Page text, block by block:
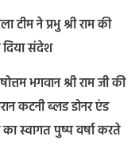
ने प्रभु श्री राम की
दिया संदेश
भगवान श्री राम जी की
कटनी ब्लड डोनर एंड
स्वागत पुष्प वर्षा करते